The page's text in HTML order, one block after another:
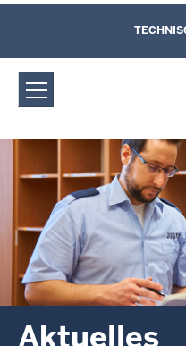
Amtsgericht
Aktuelles
Direkt zum Inhalt
Leichte Sprache,
und Kontaktformular
Aktuelles